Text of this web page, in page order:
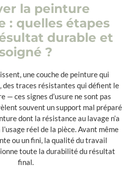
la peinture
: quelles étapes
durable et
?
une couche de peinture qui
des traces résistantes qui défient le
— ces signes d’usure ne sont pas
souvent un support mal préparé
dont la résistance au lavage n’a
réel de la pièce. Avant même
ou un fini, la qualité du travail
toute la durabilité du résultat
final.